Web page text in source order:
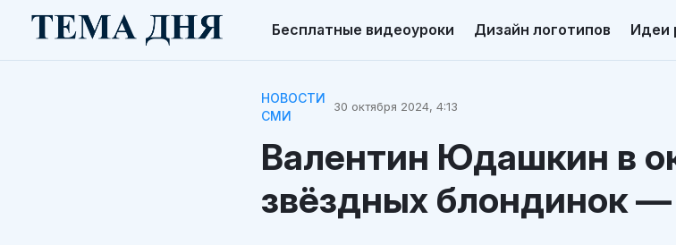
Бесплатные видеоуроки Дизайн логотипов Идеи
НОВОСТИ
СМИ
30 октября 2024, 4:13
Валентин Юдашкин в
звёздных блондинок